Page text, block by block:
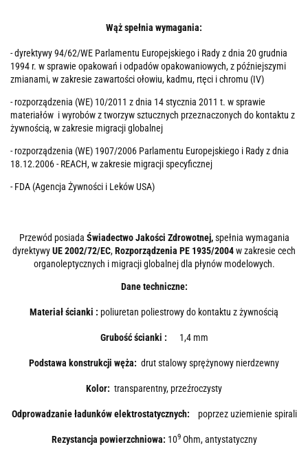
Wąż spełnia wymagania:
- dyrektywy 94/62/WE Parlamentu Europejskiego i Rady z dnia 20 grudnia
1994 r. w sprawie opakowań i odpadów opakowaniowych, z późniejszymi
zmianami, w zakresie zawartości ołowiu, kadmu, rtęci i chromu (IV)
- rozporządzenia (WE) 10/2011 z dnia 14 stycznia 2011 t. w sprawie
materiałów i wyrobów z tworzyw sztucznych przeznaczonych do kontaktu z
żywnością, w zakresie migracji globalnej
- rozporządzenia (WE) 1907/2006 Parlamentu Europejskiego i Rady z dnia
18.12.2006 - REACH, w zakresie migracji specyficznej
- FDA (Agencja Żywności i Leków USA)
Przewód posiada Świadectwo Jakości Zdrowotnej,spełnia wymagania
dyrektywyUE 2002/72/EC,Rozporządzenia PE 1935/2004w zakresie cech
organoleptycznych i migracji globalnej dla płynów modelowych.
Dane techniczne:
Materiał ścianki : poliuretan poliestrowy do kontaktu z żywnością
Grubość ścianki : 1,4 mm
Podstawa konstrukcji węża: drut stalowy sprężynowy nierdzewny
Kolor: transparentny, przeźroczysty
Odprowadzanie ładunków elektrostatycznych: poprzez uziemienie spirali
Rezystancja powierzchniowa: 109 Ohm, antystatyczny